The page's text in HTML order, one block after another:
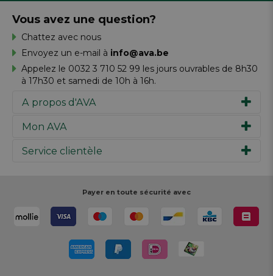
A propos d'AVA
Notre histoire
Travailler chez AVA
Mon AVA
Inspiration
Réalisez votre création
Rédiger un commentaire
Service clientèle
Votre paiement
Retour
Rappels de produits
Vous avez une question?
Chattez avec nous
Envoyez un e-mail à info@ava.be
Appelez le 0032 3 710 52 99 les jours ouvrables de 8h30
à 17h30 et samedi de 10h à 16h.
Payer en toute sécurité avec